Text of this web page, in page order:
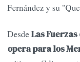
Fernández y su
DesdeLas
opera para los